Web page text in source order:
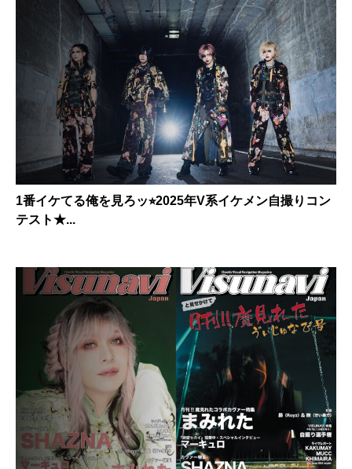
1番イケてる俺を見ろッ⭐︎2025年V系イケメン自撮りコン
テスト★...